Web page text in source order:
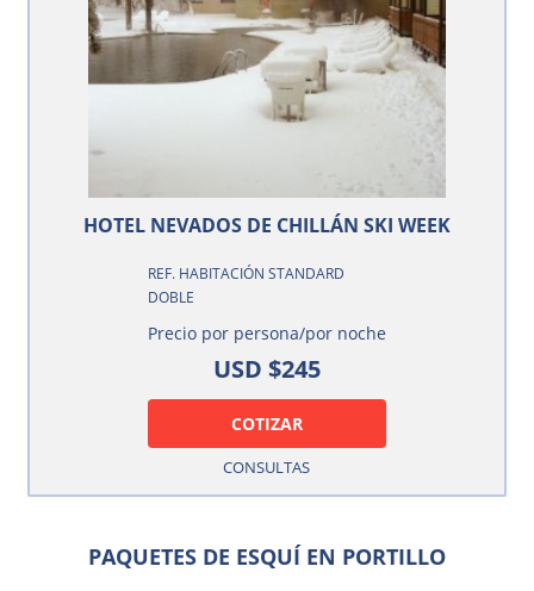
HOTEL NEVADOS DE CHILLÁN SKI WEEK
REF. HABITACIÓN STANDARD
DOBLE
Precio por persona/por noche
USD $245
COTIZAR
CONSULTAS
PAQUETES DE ESQUÍ EN PORTILLO